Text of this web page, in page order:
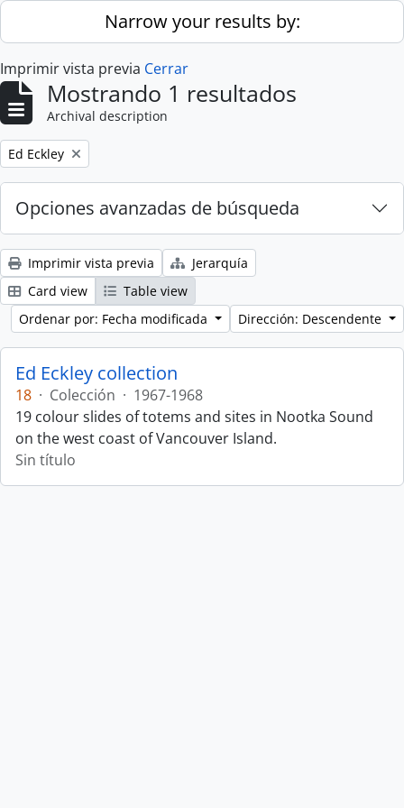
Skip to main contentNarrow your results by:
Imprimir vista previa Cerrar
Mostrando 1 resultados
Archival description
Remove filter:
Ed Eckley
Opciones avanzadas de búsqueda
Imprimir vista previa
Jerarquía
Card view
Table view
Ordenar por: Fecha modificada
Dirección: Descendente
Ed Eckley collection
18 · Colección · 1967-1968
19 colour slides of totems and sites in Nootka Sound
on the west coast of Vancouver Island.
Sin título